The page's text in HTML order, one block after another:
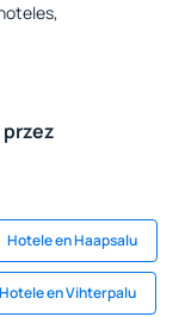
Hotele en Haapsalu
Hotele en Vihterpalu